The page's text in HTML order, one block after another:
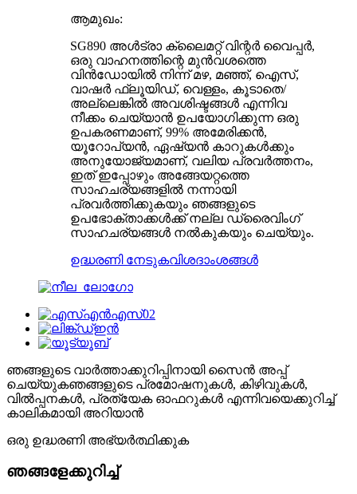
ആമുഖം:
SG890 അൾട്രാ ക്ലൈമറ്റ് വിന്റർ വൈപ്പർ,
ഒരു വാഹനത്തിന്റെ മുൻവശത്തെ
വിൻഡോയിൽ നിന്ന് മഴ, മഞ്ഞ്, ഐസ്,
വാഷർ ഫ്ലൂയിഡ്, വെള്ളം, കൂടാതെ/
അല്ലെങ്കിൽ അവശിഷ്ടങ്ങൾ എന്നിവ
നീക്കം ചെയ്യാൻ ഉപയോഗിക്കുന്ന ഒരു
ഉപകരണമാണ്, 99% അമേരിക്കൻ,
യൂറോപ്യൻ, ഏഷ്യൻ കാറുകൾക്കും
അനുയോജ്യമാണ്, വലിയ പ്രവർത്തനം,
ഇത് ഇപ്പോഴും അങ്ങേയറ്റത്തെ
സാഹചര്യങ്ങളിൽ നന്നായി
പ്രവർത്തിക്കുകയും ഞങ്ങളുടെ
ഉപഭോക്താക്കൾക്ക് നല്ല ഡ്രൈവിംഗ്
സാഹചര്യങ്ങൾ നൽകുകയും ചെയ്യും.
ഉദ്ധരണി നേടുകവിശദാംശങ്ങൾ
ഞങ്ങളുടെ വാർത്താക്കുറിപ്പിനായി സൈൻ അപ്പ്
ചെയ്യുകഞങ്ങളുടെ പ്രമോഷനുകൾ, കിഴിവുകൾ,
വിൽപ്പനകൾ, പ്രത്യേക ഓഫറുകൾ എന്നിവയെക്കുറിച്ച്
കാലികമായി അറിയാൻ
ഒരു ഉദ്ധരണി അഭ്യർത്ഥിക്കുക
ഞങ്ങളേക്കുറിച്ച്